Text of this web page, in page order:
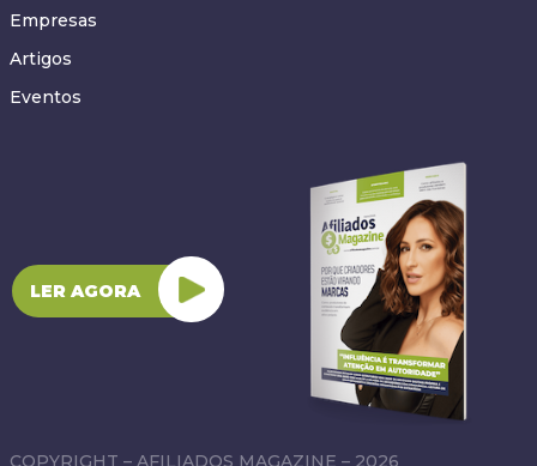
Empresas
Artigos
Eventos
LER AGORA
COPYRIGHT – AFILIADOS MAGAZINE – 2026